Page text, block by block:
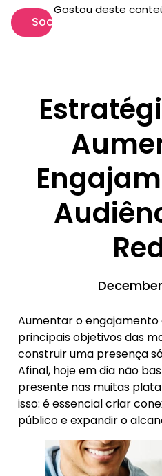
Social
Gostou deste
Aumentar o engajamento
principais objetivos das
construir uma presença
Afinal, hoje em dia não
presente nas muitas
isso: é essencial criar
público e expandir o